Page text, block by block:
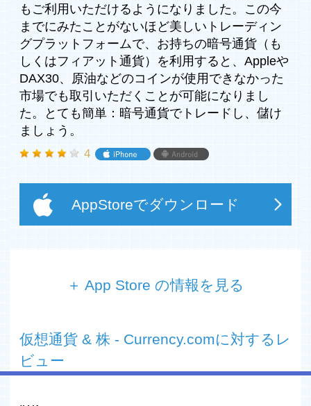
もご利用いただけるようになりました。この今
までにみたことがないほど美しいトレーディン
グプラットフォームで、お持ちの暗号通貨（も
しくはフィアット通貨）を利用すると、Appleや
DAX30、原油などのコインが使用できなかった
市場でも取引いただくことが可能になりまし
た。とても簡単：暗号通貨でトレードし、儲け
ましょう。
4
AppStoreでダウンロード
＋ App Store の情報を見る
で取引しましょう！
あなたのビットコインではアップル社の株が買えなかっ
仮想通貨 & 株 - Currency.comに対するレ
ビュー